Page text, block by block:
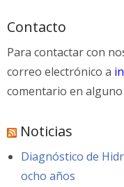
Contacto
Para contactar con
correo electrónico a
comentario en
Noticias
Diagnóstico de
ocho años